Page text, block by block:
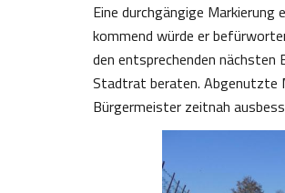
Eine durchgängige
kommend würde er
den entsprechenden
Stadtrat beraten. Abgenutzte
Bürgermeister zeitnah